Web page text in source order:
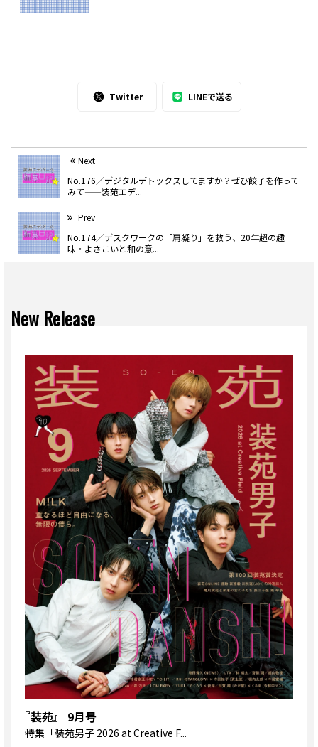
Twitter LINEで送る
Next
No.176／デジタルデトックスしてますか？ぜひ餃子を作って
みて——装苑エデ...
Prev
No.174／デスクワークの「肩凝り」を救う、20年超の趣
味・よさこいと和の意...
New Release
『装苑』 9月号
特集 「装苑男子 2026 at Creative F...